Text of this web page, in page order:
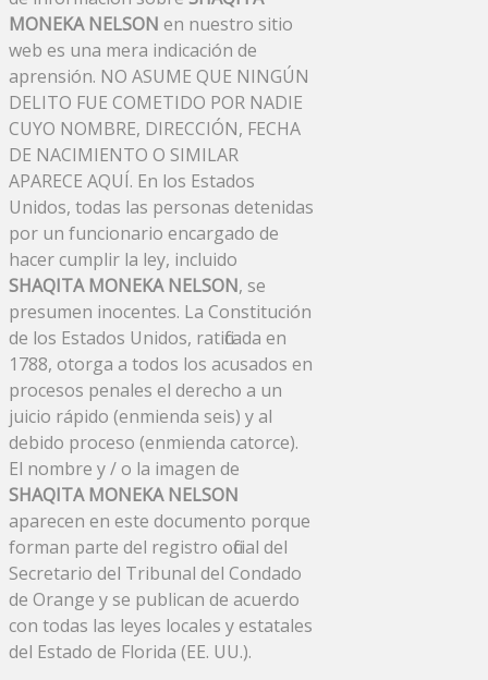
MONEKA NELSON en nuestro sitio
web es una mera indicación de
aprensión. NO ASUME QUE NINGÚN
DELITO FUE COMETIDO POR NADIE
CUYO NOMBRE, DIRECCIÓN, FECHA
DE NACIMIENTO O SIMILAR
APARECE AQUÍ. En los Estados
Unidos, todas las personas detenidas
por un funcionario encargado de
hacer cumplir la ley, incluido
SHAQITA MONEKA NELSON, se
presumen inocentes. La Constitución
de los Estados Unidos, ratificada en
1788, otorga a todos los acusados ​​en
procesos penales el derecho a un
juicio rápido (enmienda seis) y al
debido proceso (enmienda catorce).
El nombre y / o la imagen de
SHAQITA MONEKA NELSON
aparecen en este documento porque
forman parte del registro oficial del
Secretario del Tribunal del Condado
de Orange y se publican de acuerdo
con todas las leyes locales y estatales
del Estado de Florida (EE. UU.).